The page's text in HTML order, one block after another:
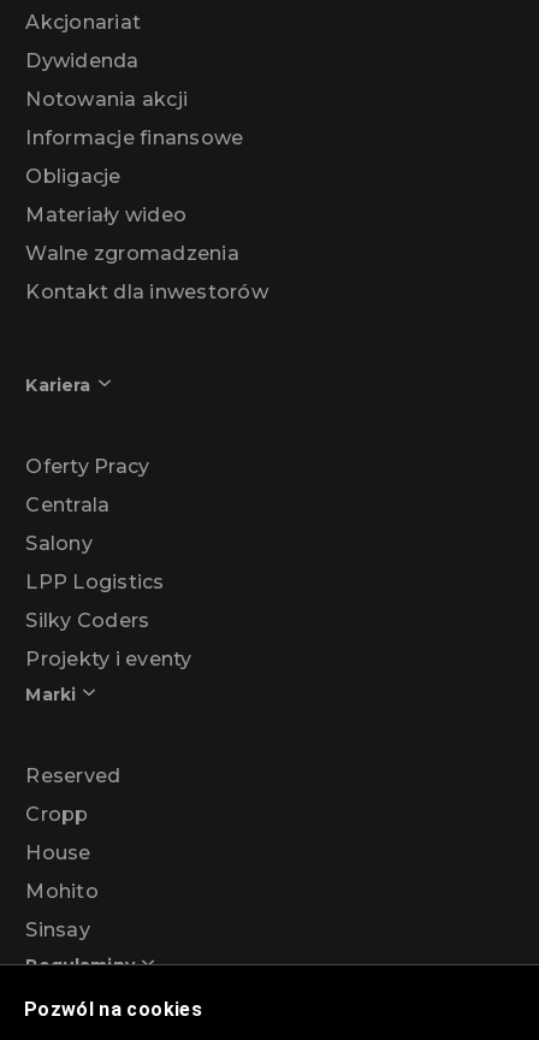
Pozwól na cookies
Akcjonariat
Dywidenda
Notowania akcji
Informacje finansowe
Obligacje
Materiały wideo
Walne zgromadzenia
Kontakt dla inwestorów
Kariera
Oferty Pracy
Centrala
Salony
LPP Logistics
Silky Coders
Projekty i eventy
Marki
Reserved
Cropp
House
Mohito
Sinsay
Regulaminy